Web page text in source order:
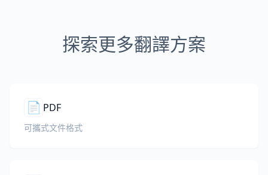
探索更多翻譯方案
📄 PDF
可攜式文件格式